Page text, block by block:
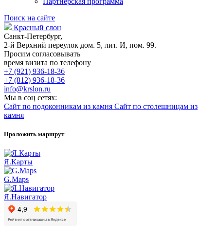
Поиск на сайте
Красный слон
Санкт-Петербург,
2-й Верхний переулок дом. 5, лит. И, пом. 99.
Просим согласовывать
время визита по телефону
+7 (921) 936-18-36
+7 (812) 936-18-36
info@krslon.ru
Мы в соц сетях:
Сайт по подоконникам из камня Сайт по столешницам из
камня
Проложить маршрут
Я.Карты
G.Maps
Я.Навигатор